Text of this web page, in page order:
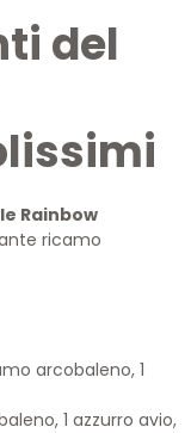
del
Rainbow
ricamo
arcobaleno, 1
1 azzurro avio,